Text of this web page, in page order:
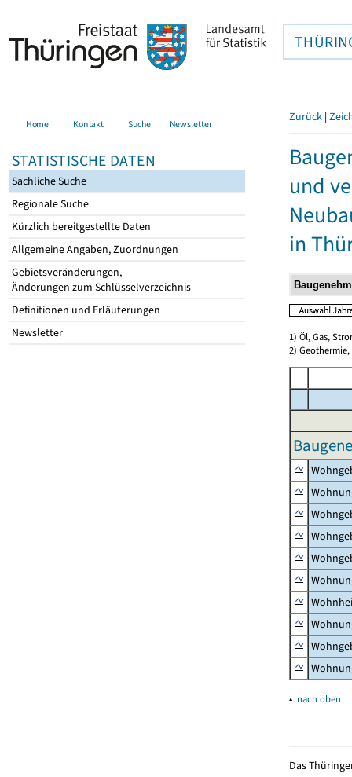
Home Kontakt Suche Newsletter
STATISTISCHE DATEN
Sachliche Suche
Regionale Suche
Kürzlich bereitgestellte Daten
Allgemeine Angaben, Zuordnungen
Gebietsveränderungen,
Änderungen zum Schlüsselverzeichnis
Definitionen und Erläuterungen
Newsletter
Zurück |
und
in
1) Öl, Gas,
2)
▴ nach oben
Das